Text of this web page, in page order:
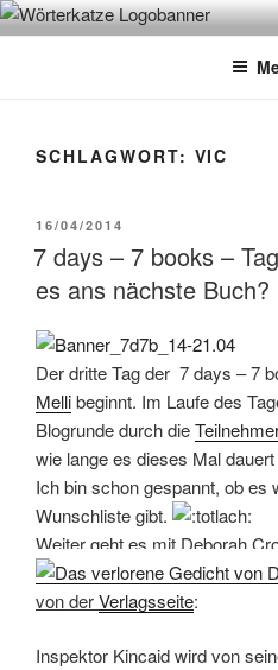
Zum
InhaltVon Büchern erzählen
SCHLAGWORT: VIC
VERÖFFENTLICHT
AM
16/04/2014
7 days – 7 books –
es ans nächste Buch?
Der dritte Tag der 7 days – 7
Mellibeginnt. Im Laufe des
Blogrunde durch die
wie lange es dieses Mal
Ich bin schon gespannt, ob es
Wunschliste gibt.
Weiter geht es mit Deborah
von derVerlagsseite:
Inspektor Kincaid wird von